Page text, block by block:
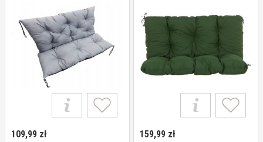
109,99 zł 159,99 zł